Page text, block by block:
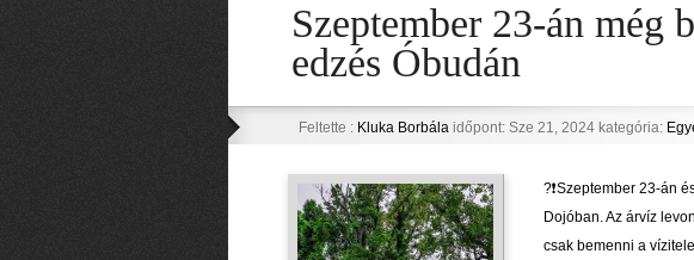
Szeptember 23-án még
edzés Óbudán
Feltette : Kluka Borbálaidőpont: Sze 21, 2024 kategória:
?❗Szeptember 23-án
Dojóban. Az árvíz
csak bemenni a